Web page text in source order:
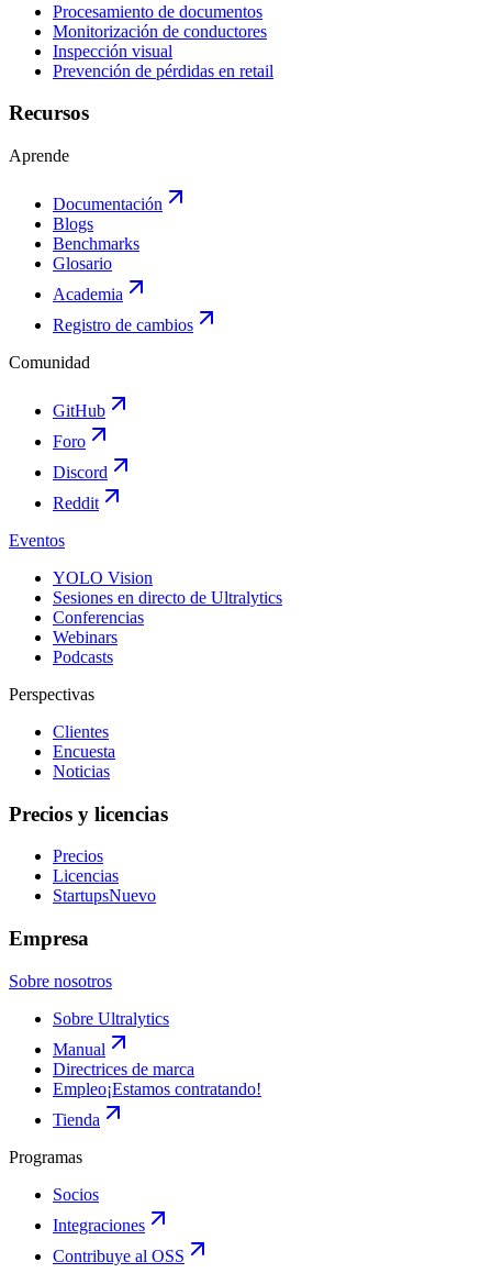
Procesamiento de documentos
Monitorización de conductores
Inspección visual
Prevención de pérdidas en retail
Recursos
Aprende
Documentación
Blogs
Benchmarks
Glosario
Academia
Registro de cambios
Comunidad
GitHub
Foro
Discord
Reddit
Eventos
YOLO Vision
Sesiones en directo de Ultralytics
Conferencias
Webinars
Podcasts
Perspectivas
Clientes
Encuesta
Noticias
Precios y licencias
Precios
Licencias
StartupsNuevo
Empresa
Sobre nosotros
Sobre Ultralytics
Manual
Directrices de marca
Empleo¡Estamos contratando!
Tienda
Programas
Socios
Integraciones
Contribuye al OSS